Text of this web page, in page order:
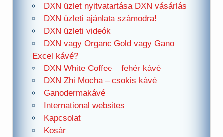
DXN üzlet nyitvatartása DXN vásárlás
DXN üzleti ajánlata számodra!
DXN üzleti videók
DXN vagy Organo Gold vagy Gano
Excel kávé?
DXN White Coffee – fehér kávé
DXN Zhi Mocha – csokis kávé
Ganodermakávé
International websites
Kapcsolat
Kosár